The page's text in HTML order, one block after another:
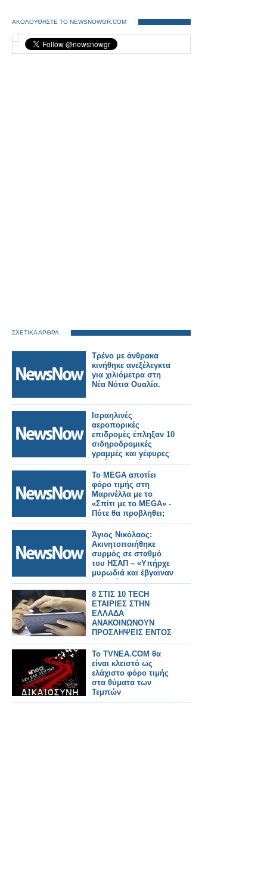
ΑΚΟΛΟΥΘΗΣΤΕ ΤΟ NEWSNOWGR.COM
ΣΧΕΤΙΚΑ ΑΡΘΡΑ
Τρένο με άνθρακα
κινήθηκε ανεξέλεγκτα
για χιλιόμετρα στη
Νέα Νότια Ουαλία.
Ισραηλινές
αεροπορικές
επιδρομές έπληξαν 10
σιδηροδρομικές
γραμμές και γέφυρες
σε όλο το Ιράν.
Το MEGA αποτίει
φόρο τιμής στη
Μαρινέλλα με το
«Σπίτι με το MEGA» -
Πότε θα προβληθει;
Άγιος Νικόλαος:
Ακινητοποιήθηκε
συρμός σε σταθμό
του ΗΣΑΠ – «Υπήρχε
μυρωδιά και έβγαιναν
καπνοί»
καταγγέλλουν
επιβάτες
8 ΣΤΙΣ 10 TECH
ΕΤΑΙΡΙΕΣ ΣΤΗΝ
ΕΛΛΑΔΑ
ΑΝΑΚΟΙΝΩΝΟΥΝ
ΠΡΟΣΛΗΨΕΙΣ ΕΝΤΟΣ
ΤΟΥ 2025
Το TVNEA.COM θα
είναι κλειστό ως
ελάχιστο φόρο τιμής
στα θύματα των
Τεμπών